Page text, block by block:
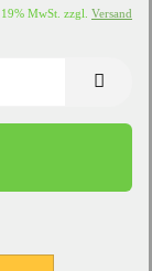
MwSt. zzgl. Versand